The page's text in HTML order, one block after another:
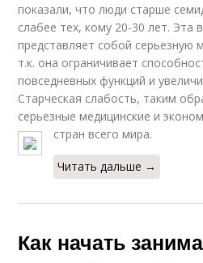
показали, что люди старше
слабее тех, кому 20-30 лет. Эта
представляет собой серьезную
т.к. она ограничивает
повседневных функций и
Старческая слабость, таким
серьезные медицинские и
стран всего мира.
Читать дальше →
Как начать